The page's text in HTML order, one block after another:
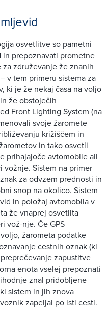
osvetlitve so pametni
prepoznavati prometne
združevanje že znanih
v tem primeru sistema za
ki je že nekaj časa na voljo
že obstoječih
Front Lighting System (na
svoje žaromete
križiščem in
in tako osvetli
prihajajoče avtomobile ali
vožnje. Sistem na primer
za odvzem prednosti in
snop na okolico. Sistem
in položaj avtomobila v
že vnaprej osvetlita
vož-nje. Če GPS
žarometa podatke
cestnih oznak (ki
zapustitve
enota vselej prepoznati
znal pridobljene
sistem in jih znova
zapeljal po isti cesti.